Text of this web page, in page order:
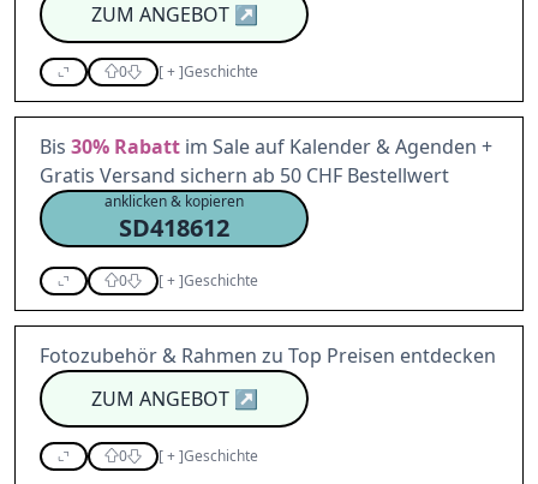
ZUM ANGEBOT↗
0 [+]Geschichte
Bis 30% Rabatt im Sale auf Kalender & Agenden +
Gratis Versand sichern ab 50 CHF Bestellwert
anklicken & kopieren
SD418612
0 [+]Geschichte
Fotozubehör & Rahmen zu Top Preisen entdecken
ZUM ANGEBOT↗
0 [+]Geschichte